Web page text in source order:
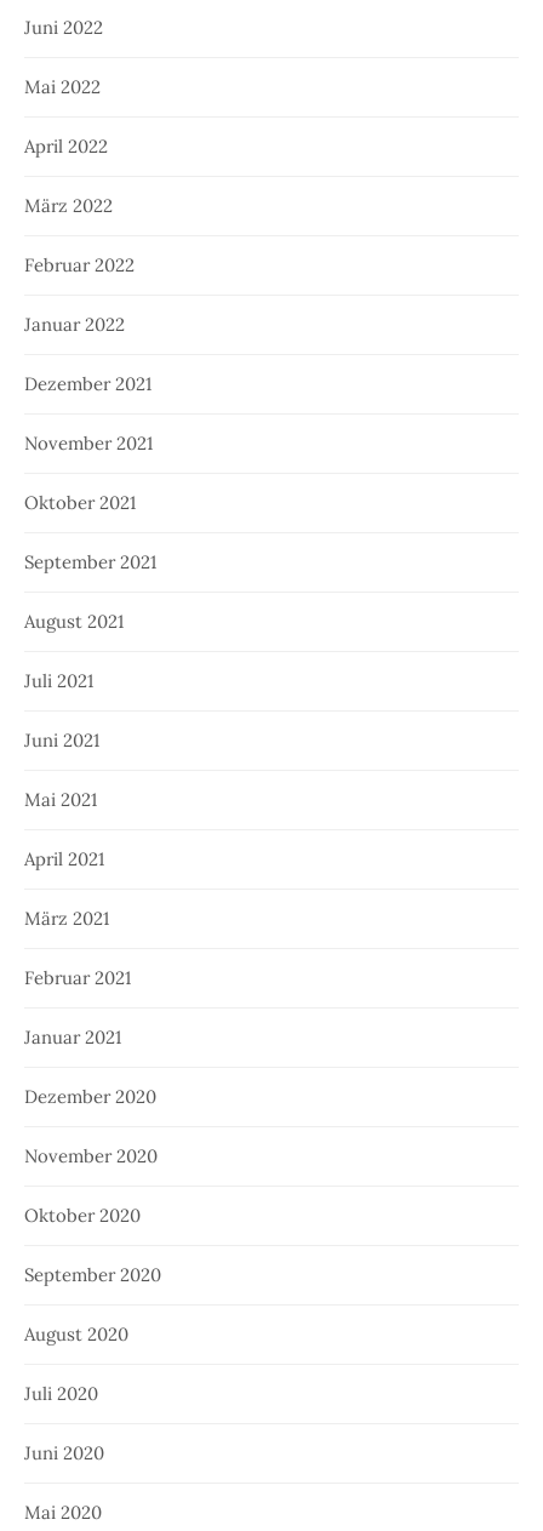
Juni 2022
Mai 2022
April 2022
März 2022
Februar 2022
Januar 2022
Dezember 2021
November 2021
Oktober 2021
September 2021
August 2021
Juli 2021
Juni 2021
Mai 2021
April 2021
März 2021
Februar 2021
Januar 2021
Dezember 2020
November 2020
Oktober 2020
September 2020
August 2020
Juli 2020
Juni 2020
Mai 2020